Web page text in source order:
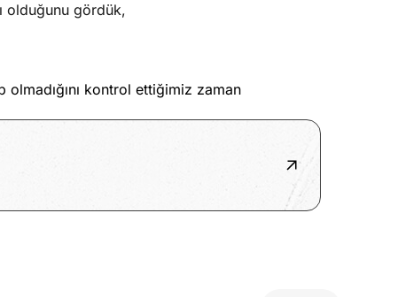
olduğunu gördük,
olmadığını kontrol ettiğimiz zaman